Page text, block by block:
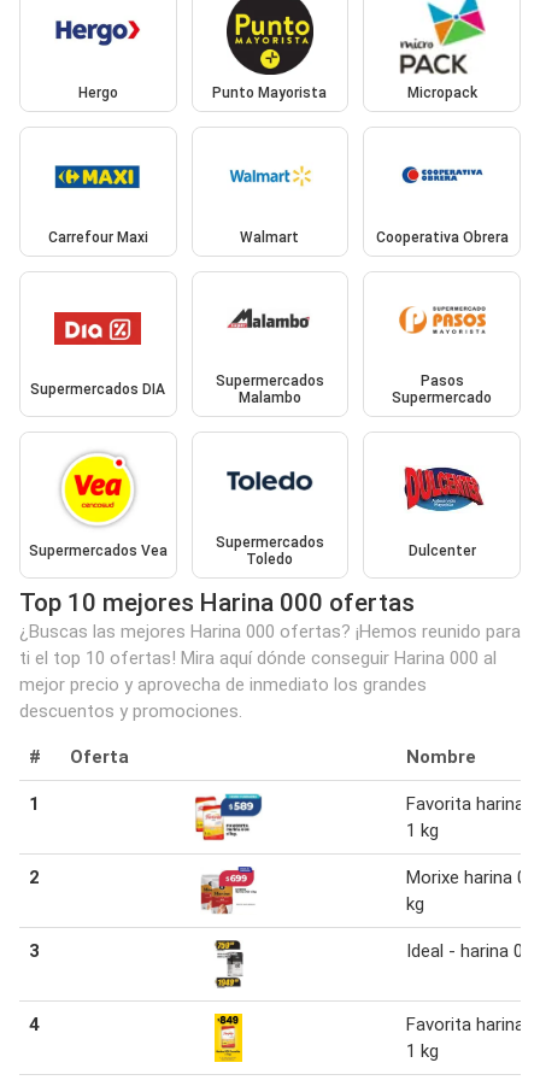
Hergo Punto Mayorista Micropack
Carrefour Maxi Walmart Cooperativa Obrera
Supermercados DIA
Supermercados
Malambo
Pasos
Supermercado
Supermercados Vea
Supermercados
Toledo
Dulcenter
Top 10 mejores Harina 000 ofertas
¿Buscas las mejores Harina 000 ofertas? ¡Hemos reunido para
ti el top 10 ofertas! Mira aquí dónde conseguir Harina 000 al
mejor precio y aprovecha de inmediato los grandes
descuentos y promociones.
# Oferta Nombre
1
Favorita harina
1 kg
2
Morixe harina
kg
3 Ideal - harina
4
Favorita harina
1 kg